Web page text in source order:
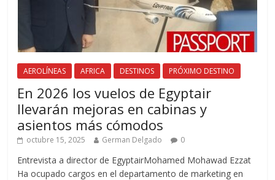
AEROLÍNEAS AFRICA DESTINOS PRÓXIMO DESTINO
En 2026 los vuelos de Egyptair
llevarán mejoras en cabinas y
asientos más cómodos
octubre 15, 2025 German Delgado 0
Entrevista a director de EgyptairMohamed Mohawad Ezzat
Ha ocupado cargos en el departamento de marketing en